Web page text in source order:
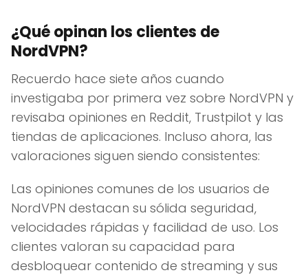
¿Qué opinan los clientes de
NordVPN?
Recuerdo hace siete años cuando
investigaba por primera vez sobre NordVPN y
revisaba opiniones en Reddit, Trustpilot y las
tiendas de aplicaciones. Incluso ahora, las
valoraciones siguen siendo consistentes:
Las opiniones comunes de los usuarios de
NordVPN destacan su sólida seguridad,
velocidades rápidas y facilidad de uso. Los
clientes valoran su capacidad para
desbloquear contenido de streaming y sus